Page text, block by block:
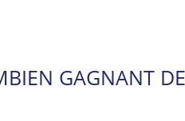
GAGNANT DE